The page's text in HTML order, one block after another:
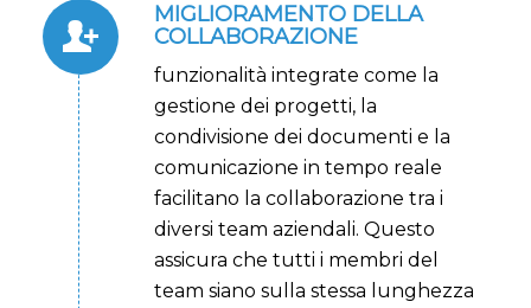
MIGLIORAMENTO DELLA
COLLABORAZIONE
funzionalità integrate come la
gestione dei progetti, la
condivisione dei documenti e la
comunicazione in tempo reale
facilitano la collaborazione tra i
diversi team aziendali. Questo
assicura che tutti i membri del
team siano sulla stessa lunghezza